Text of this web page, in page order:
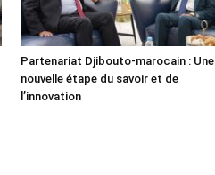
Partenariat Djibouto-marocain : Une
nouvelle étape du savoir et de
l’innovation